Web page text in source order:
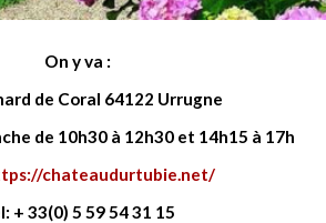
On y va :
de Coral 64122 Urrugne
de 10h30 à 12h30 et 14h15 à 17h
chateaudurtubie.net/
+ 33(0) 5 59 54 31 15